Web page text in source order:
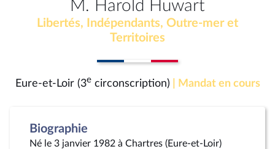
M. Harold Huwart
Libertés, Indépendants, Outre-mer et
Territoires
Eure-et-Loir (3ecirconscription) | Mandat en cours
Biographie
Né le 3 janvier 1982 à Chartres (Eure-et-Loir)